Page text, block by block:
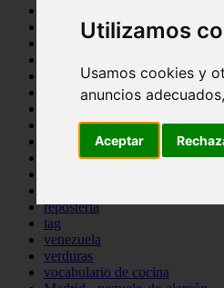
Utilizamos
Usamos cookies y
anuncios
Aceptar
cocina casera
espana
huevos
pescado
reposteria
tag
venezuela
verduras
vocabulario de cocina